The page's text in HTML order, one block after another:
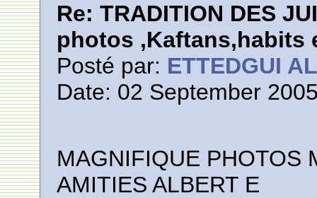
Re: TRADITION DES
photos ,Kaftans,habits
Posté par: ETTEDGUI
Date: 02 September
MAGNIFIQUE PHOTOS
AMITIES ALBERT E